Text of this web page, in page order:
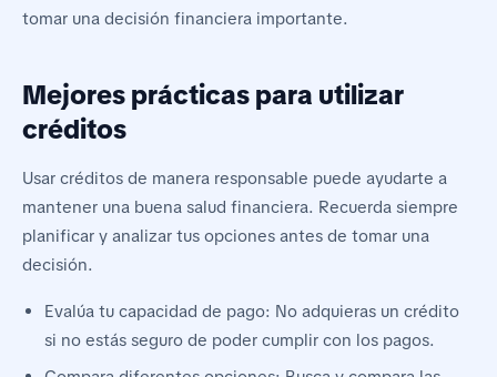
tomar una decisión financiera importante.
Mejores prácticas para utilizar
créditos
Usar créditos de manera responsable puede ayudarte a
mantener una buena salud financiera. Recuerda siempre
planificar y analizar tus opciones antes de tomar una
decisión.
Evalúa tu capacidad de pago: No adquieras un crédito
si no estás seguro de poder cumplir con los pagos.